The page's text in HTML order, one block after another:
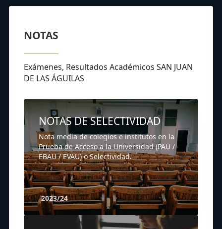
NOTAS
Exámenes, Resultados Académicos SAN JUAN
DE LAS ÁGUILAS
NOTAS DE SELECTIVIDAD
Nota media de colegios e institutos en la
Prueba de Acceso a la Universidad (PAU /
EBAU / EVAU) o Selectividad.
2023/24